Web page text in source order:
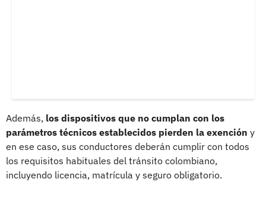
Además, los dispositivos que no cumplan con los
parámetros técnicos establecidos pierden la exención y
en ese caso, sus conductores deberán cumplir con todos
los requisitos habituales del tránsito colombiano,
incluyendo licencia, matrícula y seguro obligatorio.